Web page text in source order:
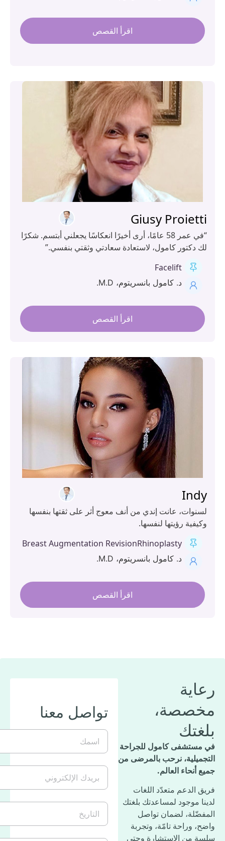
اقرأ القصص
Giusy
“في عمر 58 عامًا، أرى أخيرًا انعكاسًا يجعلني أبتسم. شكرًا
دكتور كامول، لاستعادة سعادتي وثقتي بنفسي.”
Facelift
د. كامول بانسريتوم، M.D.
اقرأ القصص
عانت إندي من أنف معوج أثر على ثقتها بنفسها
رؤيتها لنفسها.
Breast Augmentation RevisionRhinoplasty
د. كامول بانسريتوم، M.D.
اقرأ القصص
كامول للجراحة
نرحب بالمرضى من
العالم.
الدعم متعدّد اللغات
موجود لمساعدتك بلغتك
لضمان تواصل
وراحة تامّة، وتجربة
من الاستشارة وحتى
تواصل معنا
اسمك(مطلوب)
بريدك
الإلكتروني
(مطلوب)
التاريخ